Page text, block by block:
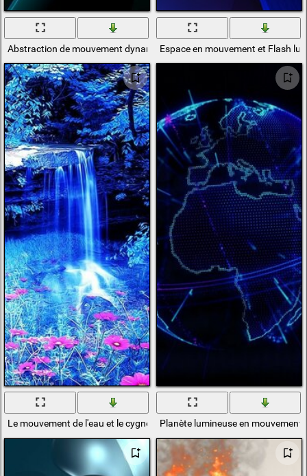
Abstraction de mouvement dynamique floueEspace en mouvement et Flash
Le mouvement de l'eau et le cygne se repose sous cette éclaboussure
Planète lumineuse en mouvement